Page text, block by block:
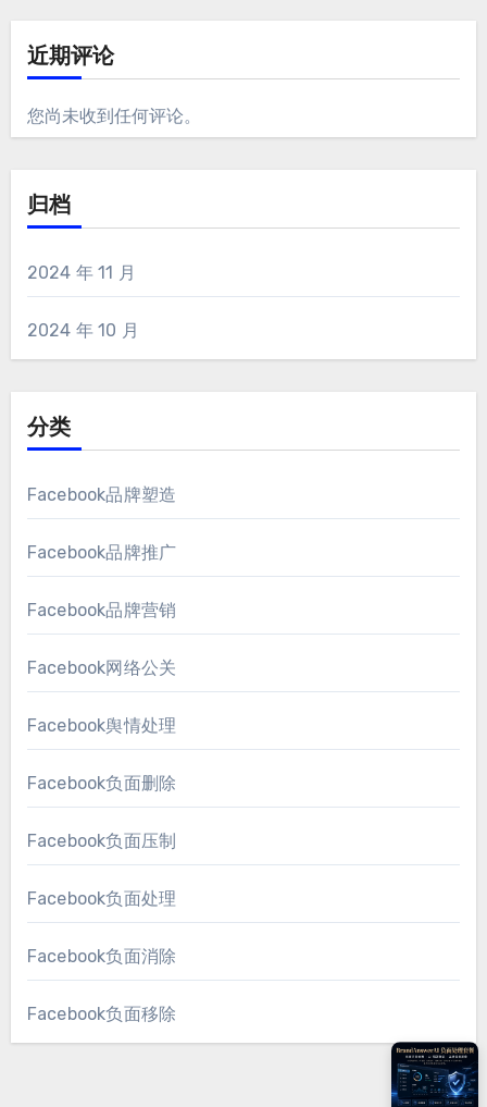
近期评论
您尚未收到任何评论。
归档
2024 年 11 月
2024 年 10 月
分类
Facebook品牌塑造
Facebook品牌推广
Facebook品牌营销
Facebook网络公关
Facebook舆情处理
Facebook负面删除
Facebook负面压制
Facebook负面处理
Facebook负面消除
Facebook负面移除